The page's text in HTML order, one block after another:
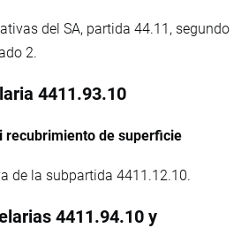
del SA, partida 44.11, segundo
2.
4411.93.10
recubrimiento de superficie
de la subpartida 4411.12.10.
4411.94.10 y